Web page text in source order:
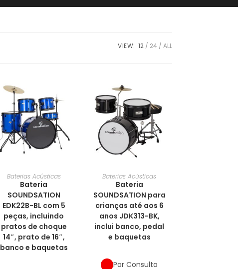
VIEW: 12 24 ALL
Baterias Acústicas
Bateria
SOUNDSATION
EDK22B-BL com 5
peças, incluindo
pratos de choque
14″, prato de 16″,
banco e baquetas
Baterias Acústicas
Bateria
SOUNDSATION para
crianças até aos 6
anos JDK313-BK,
inclui banco, pedal
e baquetas
Por Consulta